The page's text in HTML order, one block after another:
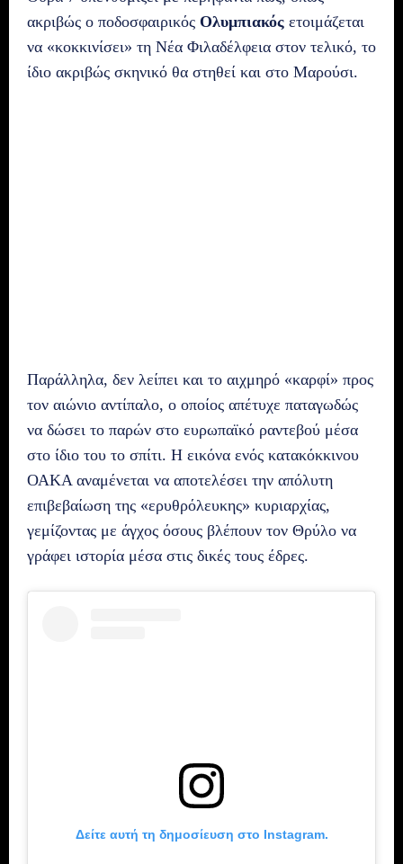
ακριβώς ο ποδοσφαιρικός Ολυμπιακός ετοιμάζεται
να «κοκκινίσει» τη Νέα Φιλαδέλφεια στον τελικό, το
ίδιο ακριβώς σκηνικό θα στηθεί και στο Μαρούσι.
Παράλληλα, δεν λείπει και το αιχμηρό «καρφί» προς
τον αιώνιο αντίπαλο, ο οποίος απέτυχε παταγωδώς
να δώσει το παρών στο ευρωπαϊκό ραντεβού μέσα
στο ίδιο του το σπίτι. Η εικόνα ενός κατακόκκινου
ΟΑΚΑ αναμένεται να αποτελέσει την απόλυτη
επιβεβαίωση της «ερυθρόλευκης» κυριαρχίας,
γεμίζοντας με άγχος όσους βλέπουν τον Θρύλο να
γράφει ιστορία μέσα στις δικές τους έδρες.
Δείτε αυτή τη δημοσίευση στο Instagram.